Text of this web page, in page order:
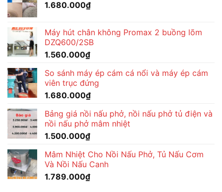
1.680.000₫
Máy hút chân không Promax 2 buồng lõm
DZQ600/2SB
1.560.000₫
So sánh máy ép cám cá nổi và máy ép cám
viên trục đứng
1.680.000₫
Bảng giá nồi nấu phở, nồi nấu phở tủ điện và
nồi nấu phở mâm nhiệt
1.500.000₫
Mâm Nhiệt Cho Nồi Nấu Phở, Tủ Nấu Cơm
Và Nồi Nấu Canh
1.789.000₫